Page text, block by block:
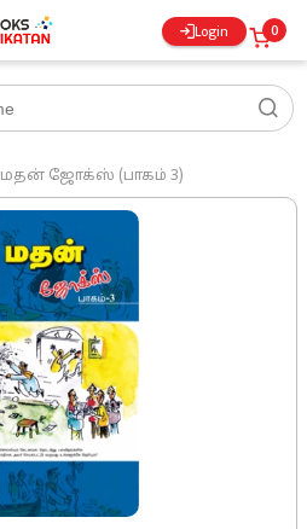
Login 0
மதன் ஜோக்ஸ் (பாகம் 3)